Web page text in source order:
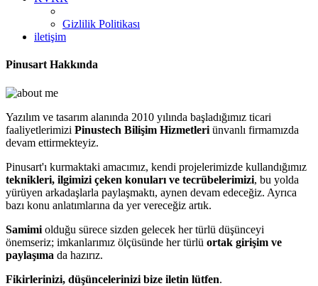
Gizlilik Politikası
iletişim
Pinusart Hakkında
Yazılım ve tasarım alanında 2010 yılında başladığımız ticari
faaliyetlerimizi Pinustech Bilişim Hizmetleri ünvanlı firmamızda
devam ettirmekteyiz.
Pinusart'ı kurmaktaki amacımız, kendi projelerimizde kullandığımız
teknikleri, ilgimizi çeken konuları ve tecrübelerimizi, bu yolda
yürüyen arkadaşlarla paylaşmaktı, aynen devam edeceğiz. Ayrıca
bazı konu anlatımlarına da yer vereceğiz artık.
Samimi olduğu sürece sizden gelecek her türlü düşünceyi
önemseriz; imkanlarımız ölçüsünde her türlü ortak girişim ve
paylaşıma da hazırız.
Fikirlerinizi, düşüncelerinizi bize iletin lütfen.